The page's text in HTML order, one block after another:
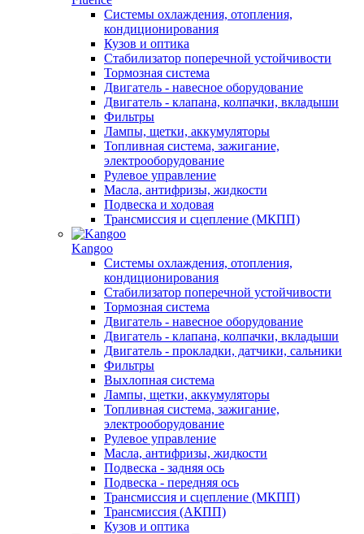
Системы охлаждения, отопления,
кондиционирования
Кузов и оптика
Стабилизатор поперечной устойчивости
Тормозная система
Двигатель - навесное оборудование
Двигатель - клапана, колпачки, вкладыши
Фильтры
Лампы, щетки, аккумуляторы
Топливная система, зажигание,
электрооборудование
Рулевое управление
Масла, антифризы, жидкости
Подвеска и ходовая
Трансмиссия и сцепление (МКПП)
Kangoo
Системы охлаждения, отопления,
кондиционирования
Стабилизатор поперечной устойчивости
Тормозная система
Двигатель - навесное оборудование
Двигатель - клапана, колпачки, вкладыши
Двигатель - прокладки, датчики, сальники
Фильтры
Выхлопная система
Лампы, щетки, аккумуляторы
Топливная система, зажигание,
электрооборудование
Рулевое управление
Масла, антифризы, жидкости
Подвеска - задняя ось
Подвеска - передняя ось
Трансмиссия и сцепление (МКПП)
Трансмиссия (АКПП)
Кузов и оптика